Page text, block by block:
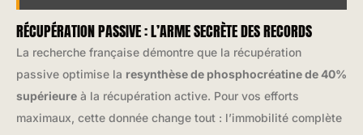
RÉCUPÉRATION PASSIVE : L’ARME SECRÈTE DES RECORDS
La recherche française démontre que la récupération
passive optimise la resynthèse de phosphocréatine de 40%
supérieure à la récupération active. Pour vos efforts
maximaux, cette donnée change tout : l’immobilité complète